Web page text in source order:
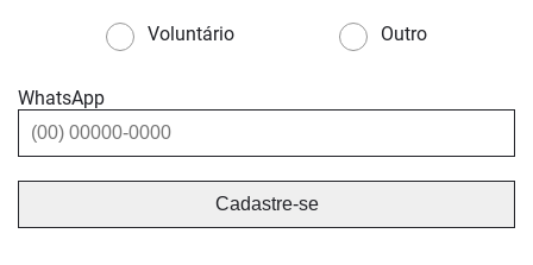
Voluntário Outro
WhatsApp